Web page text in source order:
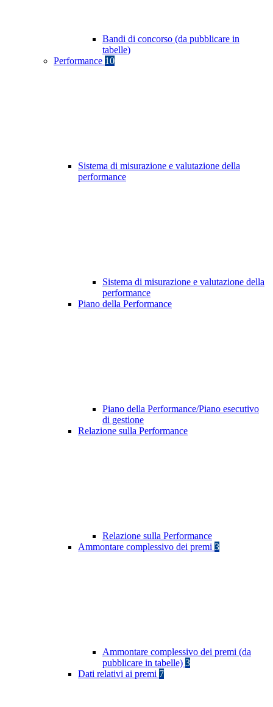
Bandi di concorso (da pubblicare in
tabelle)
Performance 10
Sistema di misurazione e valutazione della
performance
Sistema di misurazione e valutazione della
performance
Piano della Performance
Piano della Performance/Piano esecutivo
di gestione
Relazione sulla Performance
Relazione sulla Performance
Ammontare complessivo dei premi 3
Ammontare complessivo dei premi (da
pubblicare in tabelle) 3
Dati relativi ai premi 7